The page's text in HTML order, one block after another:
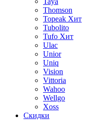
Thomson
Topeak Хит
Tubolito
Tufo Хит
Ulac
Unior
Uniq
Vision
Vittoria
Wahoo
Wellgo
Xoss
Скидки